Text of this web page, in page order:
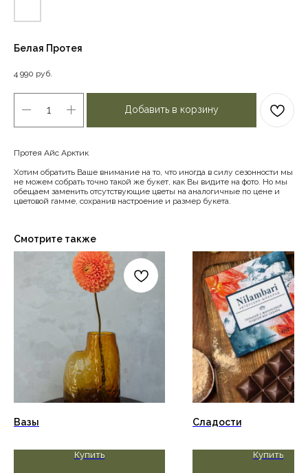
Белая Протея
4 990 руб.
Добавить в корзину
Протея Айс Арктик
Хотим обратить Ваше внимание на то, что иногда в силу сезонности мы
не можем собрать точно такой же букет, как Вы видите на фото. Но мы
обещаем заменить отсутствующие цветы на аналогичные по цене и
цветовой гамме, сохранив настроение и размер букета.
Смотрите также
Вазы
Купить
Сладости
Купить